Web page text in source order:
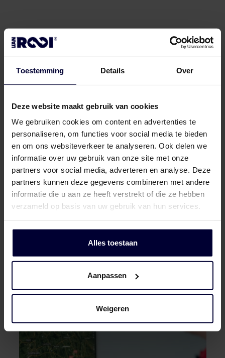
Toestemming Details Over
Deze website maakt gebruik van cookies
We gebruiken cookies om content en advertenties te
personaliseren, om functies voor social media te bieden
en om ons websiteverkeer te analyseren. Ook delen we
informatie over uw gebruik van onze site met onze
partners voor social media, adverteren en analyse. Deze
partners kunnen deze gegevens combineren met andere
informatie die u aan ze heeft verstrekt of die ze hebben
verzameld op basis van uw gebruik van hun services.
Alles toestaan
Aanpassen
Weigeren
Andere vacatures
Fulltime